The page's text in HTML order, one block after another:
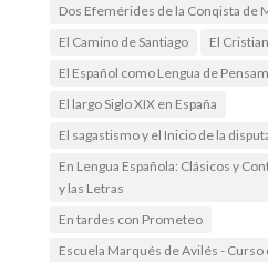
Dos Efemérides de la Conqista de
El Camino de Santiago
El
El Español como Lengua de
El largo Siglo XIX en España
El sagastismo y el Inicio de la
En Lengua Española: Clásicos y
y las Letras
En tardes con Prometeo
Escuela Marqués de Avilés -